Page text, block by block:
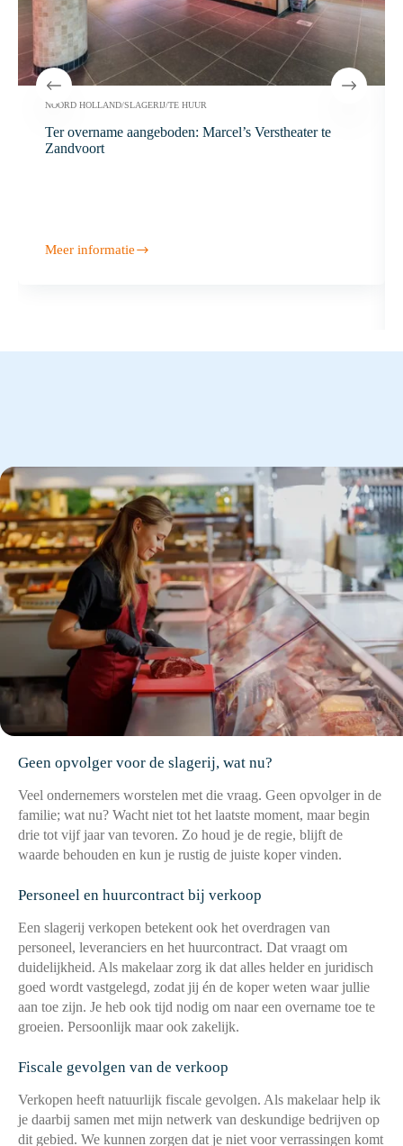
NOORD HOLLAND/SLAGERIJ/TE HUUR
Ter overname aangeboden: Marcel’s Verstheater te
Zandvoort
Meer informatie
Geen opvolger voor de slagerij, wat nu?
Veel ondernemers worstelen met die vraag. Geen opvolger in de
familie; wat nu? Wacht niet tot het laatste moment, maar begin
drie tot vijf jaar van tevoren. Zo houd je de regie, blijft de
waarde behouden en kun je rustig de juiste koper vinden.
Personeel en huurcontract bij verkoop
Een slagerij verkopen betekent ook het overdragen van
personeel, leveranciers en het huurcontract. Dat vraagt om
duidelijkheid. Als makelaar zorg ik dat alles helder en juridisch
goed wordt vastgelegd, zodat jij én de koper weten waar jullie
aan toe zijn. Je heb ook tijd nodig om naar een overname toe te
groeien. Persoonlijk maar ook zakelijk.
Fiscale gevolgen van de verkoop
Verkopen heeft natuurlijk fiscale gevolgen. Als makelaar help ik
je daarbij samen met mijn netwerk van deskundige bedrijven op
dit gebied. We kunnen zorgen dat je niet voor verrassingen komt